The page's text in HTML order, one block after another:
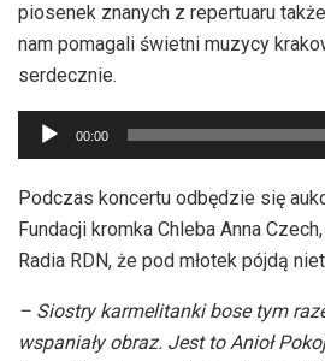
piosenek znanych z repertuaru
nam pomagali świetni muzycy
serdecznie.
Odtwarzacz
plików
dźwiękowych
00:00
Podczas koncertu odbędzie się
Fundacji kromka Chleba Anna
Radia RDN, że pod młotek pójdą
– Siostry karmelitanki bose tym
wspaniały obraz. Jest to Anioł